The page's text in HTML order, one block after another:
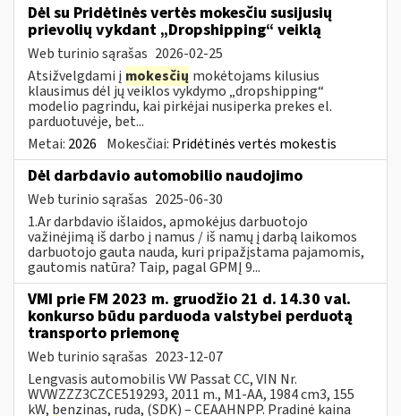
Dėl su Pridėtinės vertės mokesčiu susijusių
prievolių vykdant „Dropshipping“ veiklą
Web turinio sąrašas 2026-02-25
Atsižvelgdami į mokesčių mokėtojams kilusius
klausimus dėl jų veiklos vykdymo „dropshipping“
modelio pagrindu, kai pirkėjai nusiperka prekes el.
parduotuvėje, bet...
Metai: 2026 Mokesčiai: Pridėtinės vertės mokestis
Dėl darbdavio automobilio naudojimo
Web turinio sąrašas 2025-06-30
1.Ar darbdavio išlaidos, apmokėjus darbuotojo
važinėjimą iš darbo į namus / iš namų į darbą laikomos
darbuotojo gauta nauda, kuri pripažįstama pajamomis,
gautomis natūra? Taip, pagal GPMĮ 9...
VMI prie FM 2023 m. gruodžio 21 d. 14.30 val.
konkurso būdu parduoda valstybei perduotą
transporto priemonę
Web turinio sąrašas 2023-12-07
Lengvasis automobilis VW Passat CC, VIN Nr.
WVWZZZ3CZCE519293, 2011 m., M1-AA, 1984 cm3, 155
kW, benzinas, ruda, (SDK) – CEAAHNPP. Pradinė kaina